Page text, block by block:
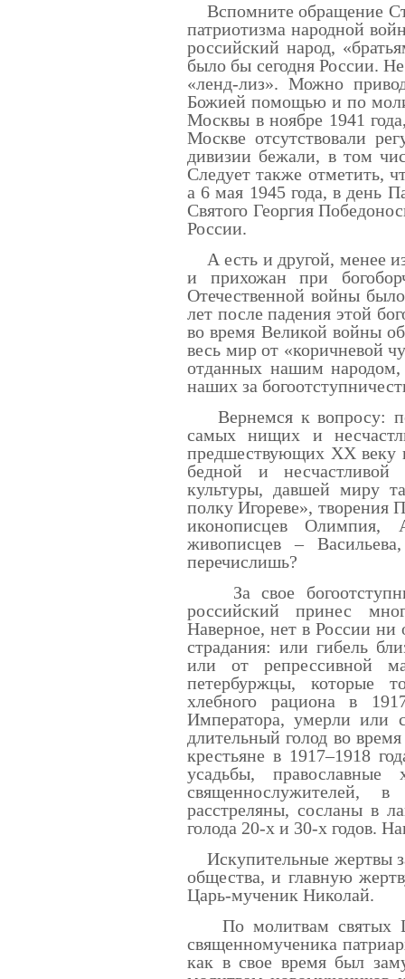
Вспомните обращение
патриотизма народной
российский народ,
было бы сегодня России.
«ленд-лиз». Можно
Божией помощью и по
Москвы в ноябре 1941
Москве отсутствовали
дивизии бежали, в том
Следует также отметить,
а 6 мая 1945 года, в день
Святого Георгия
России.
А есть и другой, менее
и прихожан при
Отечественной войны
лет после падения этой
во время Великой войны
весь мир от «коричневой
отданных нашим народом,
наших за
Вернемся к вопросу:
самых нищих и
предшествующих XX веку
бедной и
культуры, давшей миру
полку Игореве», творения
иконописцев Олимпия,
живописцев –
перечислишь?
За свое
российский принес
Наверное, нет в России
страдания: или гибель
или от репрессивной
петербуржцы, которые
хлебного рациона в
Императора, умерли или
длительный голод во
крестьяне в 1917–1918
усадьбы,
священнослужителей,
расстреляны, сосланы в
голода 20-х и 30-х годов.
Искупительные жертвы
общества, и главную
Царь-мученик Николай.
По молитвам святых
священномученика
как в свое время был